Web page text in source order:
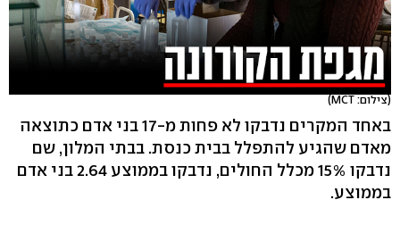
(צילום: MCT)
באחד המקרים נדבקו לא פחות מ-17 בני אדם כתוצאה
מאדם שהגיע להתפלל בבית כנסת. בבתי המלון, שם
נדבקו 15% מכלל החולים, נדבקו בממוצע 2.64 בני אדם
בממוצע.